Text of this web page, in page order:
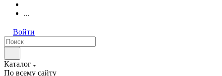
...
Войти
Каталог
По всему сайту